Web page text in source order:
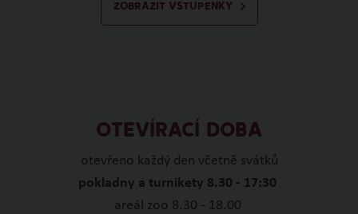
ZOBRAZIT VSTUPENKY
OTEVÍRACÍ DOBA
otevřeno každý den včetně svátků
pokladny a turnikety 8.30 - 17:30
areál zoo 8.30 - 18.00